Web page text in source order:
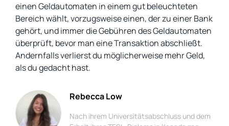
einen Geldautomaten in einem gut beleuchteten
Bereich wählt, vorzugsweise einen, der zu einer Bank
gehört, und immer die Gebühren des Geldautomaten
überprüft, bevor man eine Transaktion abschließt.
Andernfalls verlierst du möglicherweise mehr Geld,
als du gedacht hast.
Rebecca Low
Nach ihrem Universitätsabschluss und dem